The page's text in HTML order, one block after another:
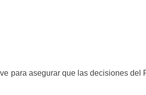
para asegurar que las decisiones del